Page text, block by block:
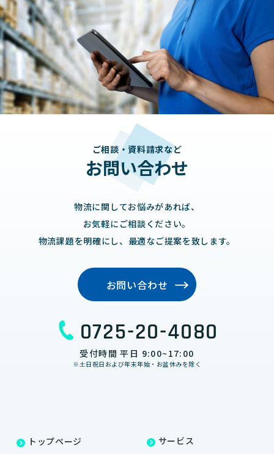
ご相談・資料請求など
お問い合わせ
物流に関してお悩みがあれば、
お気軽にご相談ください。
物流課題を明確にし、最適なご提案を致します。
お問い合わせ
0725-20-4080
受付時間 平日 9:00~17:00
※土日祝日および年末年始・お盆休みを除く
トップページ サービス